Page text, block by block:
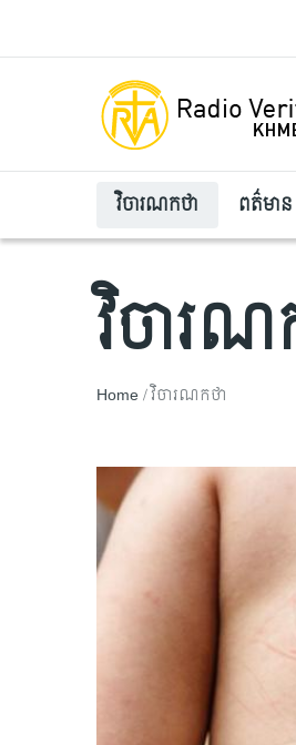
វិចារណកថា ពត៌មាន
វិចារណ
Breadcrumb
Home វិចារណកថា